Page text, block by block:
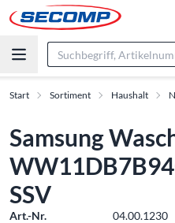
Start Sortiment Haushalt
Samsung
SSV
Art.-Nr.
04.00.1230